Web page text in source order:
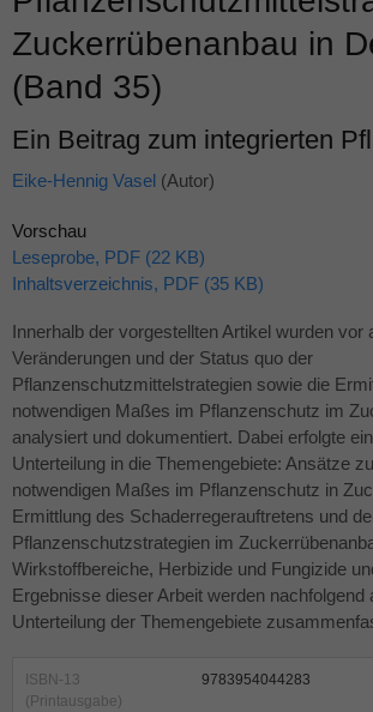
Zuckerrübenanbau in
(Band 35)
Ein Beitrag zum integrierten
Eike-Hennig Vasel (Autor)
Vorschau
Leseprobe, PDF (22 KB)
Inhaltsverzeichnis, PDF (35 KB)
Innerhalb der vorgestellten Artikel wurden vor
Veränderungen und der Status quo der
Pflanzenschutzmittelstrategien sowie die
notwendigen Maßes im Pflanzenschutz im
analysiert und dokumentiert. Dabei erfolgte
Unterteilung in die Themengebiete: Ansätze
notwendigen Maßes im Pflanzenschutz in
Ermittlung des Schaderregerauftretens und
Pflanzenschutzstrategien im
Wirkstoffbereiche, Herbizide und Fungizide
Ergebnisse dieser Arbeit werden nachfolgend
Unterteilung der Themengebiete
ISBN-13
(Printausgabe)
9783954044283